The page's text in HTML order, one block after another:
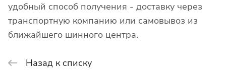
удобный способ получения - доставку через
транспортную компанию или самовывоз из
ближайшего шинного центра.
Назад к списку